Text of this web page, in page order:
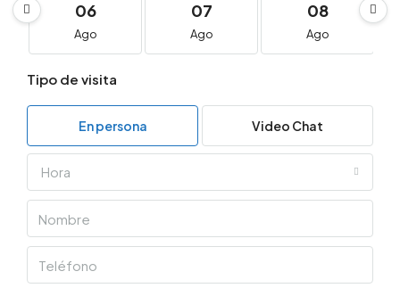
06
Ago
07
Ago
08
Ago
Tipo de visita
En persona Video Chat
Hora